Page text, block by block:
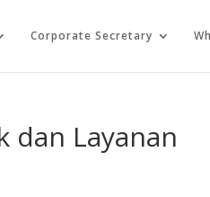
Corporate Secretary
dan Layanan